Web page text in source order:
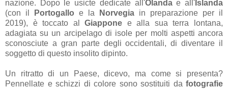
nazione. Dopo le usicte dedicate all'Olandae all' Islanda
(con il
Portogallo e la Norvegia in preparazione per il
2019), è toccato alGiappone e alla sua terra lontana,
adagiata su un arcipelago di isole per molti aspetti ancora
sconosciute a gran parte degli occidentali, di diventare il
soggetto di questo insolito dipinto.
Un ritratto di un Paese, dicevo, ma come si presenta?
Pennellate e schizzi di colore sono sostituiti da fotografie